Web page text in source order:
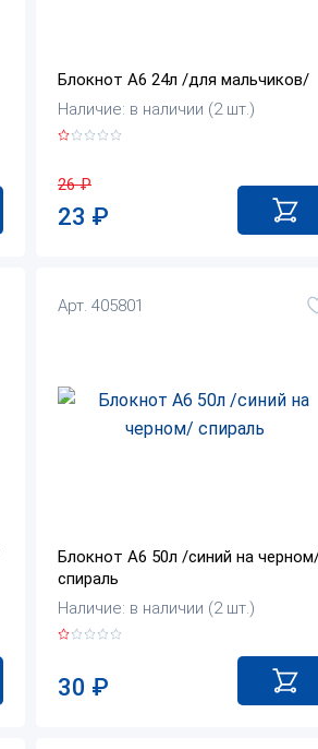
Блокнот А6 24л /для мальчиков/
Наличие: в наличии (2 шт.)
26₽
23 ₽
Арт. 405801
Блокнот А6 50л /синий на
спираль
Наличие: в наличии (2 шт.)
30 ₽